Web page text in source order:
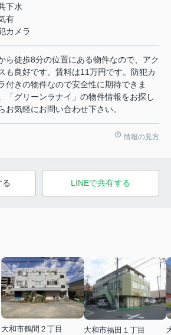
下水
有
カメラ
ら徒歩8分の位置にある物件なので、アク
も良好です。賃料は11万円です。防犯カ
付きの物件なので安全性に期待できま
「グリーンラナイ」の物件情報をお探し
お気軽にお問い合わせ下さい。
情報の見方
る LINEで共有する
大和市鶴間２丁目
大和市福田１丁目